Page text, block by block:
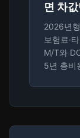
면 차
2026년
보험료·
M/T와
5년 총비